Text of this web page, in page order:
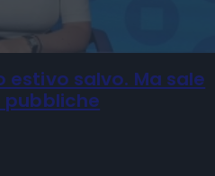
salvo. Ma sale